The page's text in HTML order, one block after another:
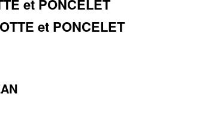
et PONCELET
et PONCELET